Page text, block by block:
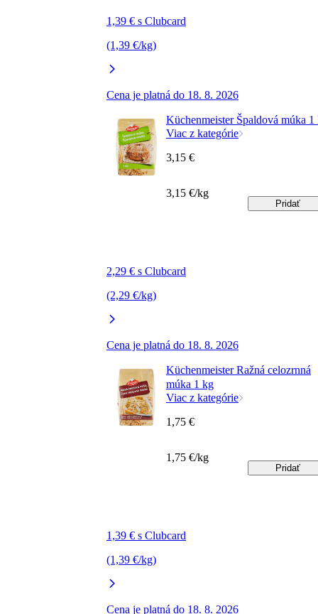
1,39 € s Clubcard
(1,39 €/kg)
Cena je platná do 18. 8. 2026
Küchenmeister Špaldová múka 1
Viac z kategórie
2,29 € s Clubcard
(2,29 €/kg)
Cena je platná do 18. 8. 2026
3,15 €
3,15 €/kg
Pridať
Küchenmeister Ražná celozrnná
múka 1 kg
Viac z kategórie
1,39 € s Clubcard
(1,39 €/kg)
Cena je platná do 18. 8. 2026
1,75 €
1,75 €/kg
Pridať